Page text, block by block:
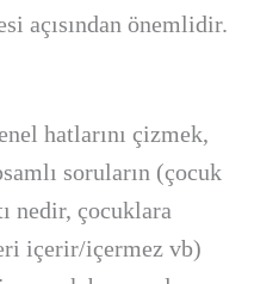
açısından önemlidir.
hatlarını çizmek,
soruların (çocuk
nedir, çocuklara
içerir/içermez vb)